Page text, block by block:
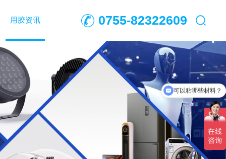
用胶资讯 0755-82322609
可以粘哪些材料？